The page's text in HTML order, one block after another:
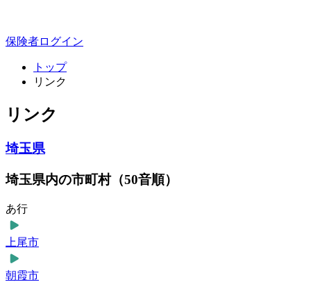
保険者ログイン
トップ
リンク
リンク
埼玉県
埼玉県内の市町村（50音順）
あ行
上尾市
朝霞市